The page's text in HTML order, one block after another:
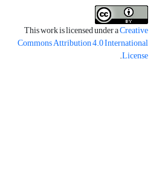
This work is licensed under aCreative
Commons Attribution 4.0 International
License
.